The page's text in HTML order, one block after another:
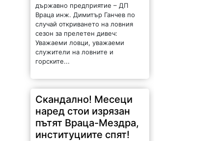
държавно предприятие – ДП
Враца инж. Димитър Ганчев по
случай откриването на ловния
сезон за прелетен дивеч:
Уважаеми ловци, уважаеми
служители на ловните и
горските...
Скандално! Месеци
наред стои изрязан
пътят Враца-Мездра,
институциите спят!